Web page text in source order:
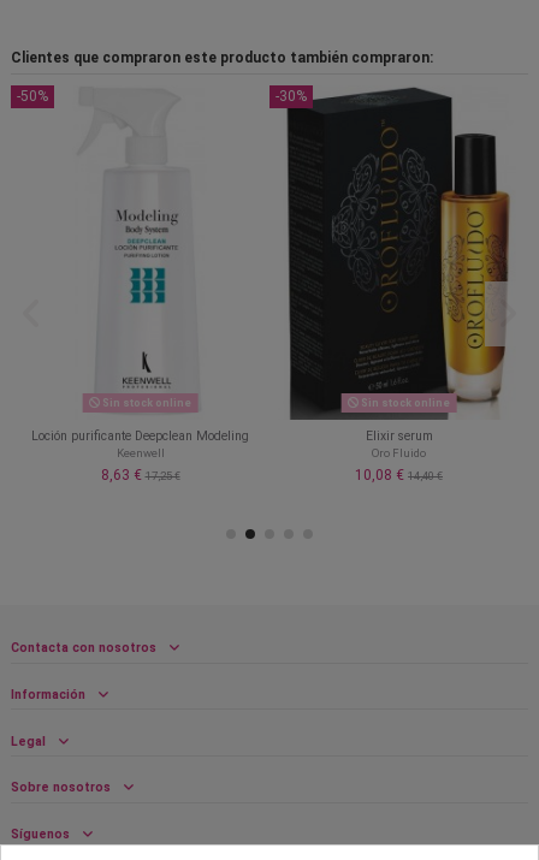
Clientes que compraron este producto también compraron:
-50%
Sin stock online
Loción purificante Deepclean Modeling
Keenwell
8,63 €17,25 €
-30%
Sin stock online
Elixir serum
Oro Fluido
10,08 € 14,40 €
Contacta con nosotros
Información
Legal
Sobre nosotros
Síguenos